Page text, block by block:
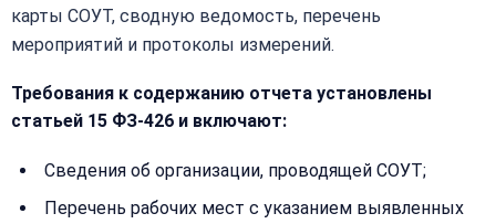
карты СОУТ, сводную ведомость, перечень
мероприятий и протоколы измерений.
Требования к содержанию отчета установлены
статьей 15 ФЗ-426 и включают:
Сведения об организации, проводящей СОУТ;
Перечень рабочих мест с указанием выявленных